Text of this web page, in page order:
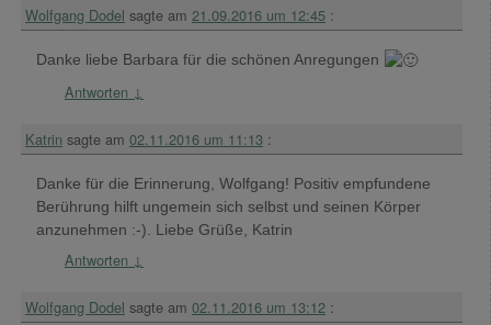
Wolfgang Dodel sagte am 21.09.2016 um 12:45 :
Danke liebe Barbara für die schönen Anregungen
Antworten ↓
Katrin sagte am 02.11.2016 um 11:13 :
Danke für die Erinnerung, Wolfgang! Positiv empfundene
Berührung hilft ungemein sich selbst und seinen Körper
anzunehmen :-). Liebe Grüße, Katrin
Antworten ↓
Wolfgang Dodel sagte am 02.11.2016 um 13:12 :